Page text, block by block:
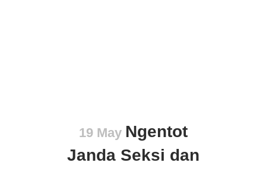
19 May Ngentot
Janda Seksi dan